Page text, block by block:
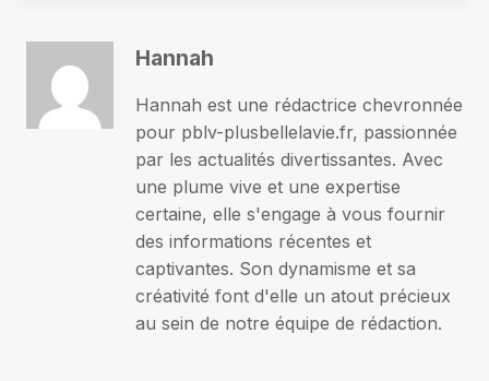
Hannah
Hannah est une rédactrice chevronnée
pour pblv-plusbellelavie.fr, passionnée
par les actualités divertissantes. Avec
une plume vive et une expertise
certaine, elle s'engage à vous fournir
des informations récentes et
captivantes. Son dynamisme et sa
créativité font d'elle un atout précieux
au sein de notre équipe de rédaction.